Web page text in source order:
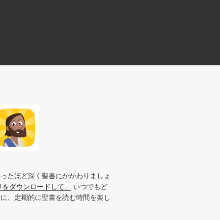
たほど深く聖書にかかわりましょ
ダウンロードして、
いつでもど
、定期的に聖書を読む時間を楽し